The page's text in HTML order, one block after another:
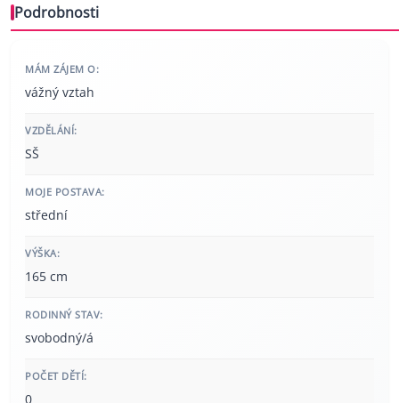
Podrobnosti
MÁM ZÁJEM O:
vážný vztah
VZDĚLÁNÍ:
SŠ
MOJE POSTAVA:
střední
VÝŠKA:
165 cm
RODINNÝ STAV:
svobodný/á
POČET DĚTÍ:
0